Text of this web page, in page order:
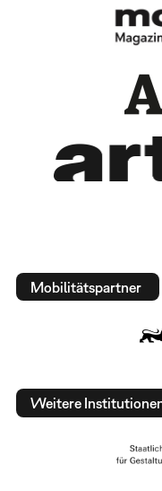
Mobilitätspartner
Weitere